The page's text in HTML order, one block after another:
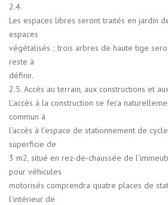
2.4.
Les espaces libres seront traités en jardin
espaces
végétalisés ; trois arbres de haute tige
reste à
définir.
2.5. Accès au terrain, aux constructions et
L’accès à la construction se fera
commun à
l’accès à l’espace de stationnement de
superficie de
3 m2, situé en rez-de-chaussée de
pour véhicules
motorisés comprendra quatre places de
l’intérieur de